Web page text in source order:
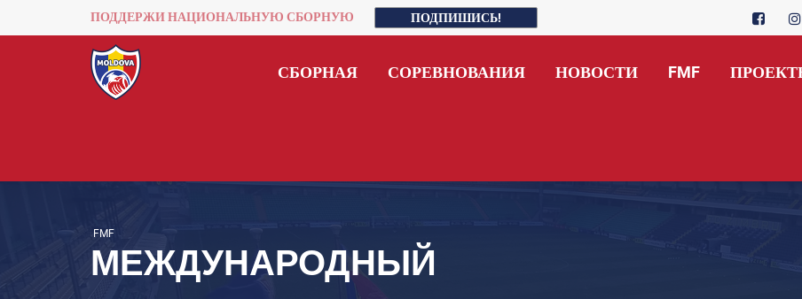
ПОДДЕРЖИ НАЦИОНАЛЬНУЮ СБОРНУЮ ПОДПИШИСЬ!
СБОРНАЯ СОРЕВНОВАНИЯ НОВОСТИ FMF
FMF
МЕЖДУНАРОДНЫЙ